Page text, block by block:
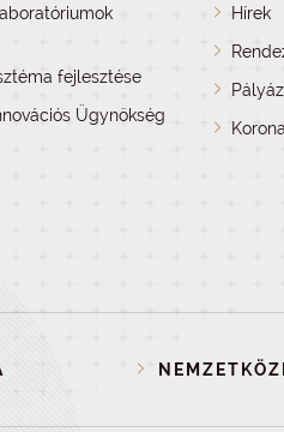
fejlesztése
Ügynökség
Hírek